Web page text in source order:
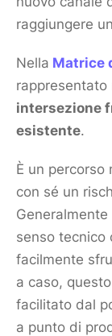
raggiungere
Nella Matrice
intersezione
esistente.
È un percorso
con sé un
Generalmente
senso tecnico
facilmente
a caso,
facilitato dal
a punto di